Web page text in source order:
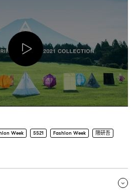
Week SS21 Fashion Week 隈研吾